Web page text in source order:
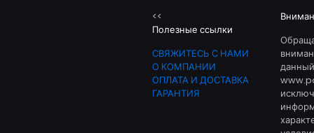
<<
Полезные ссылки
СВЯЖИТЕСЬ С НАМИ
О КОМПАНИИ
ОПЛАТА И ДОСТАВКА
ГАРАНТИЯ